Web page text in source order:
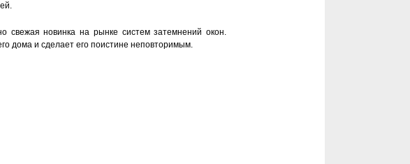
новинка на рынке систем затемнений окон.
дома и сделает его поистине неповторимым.